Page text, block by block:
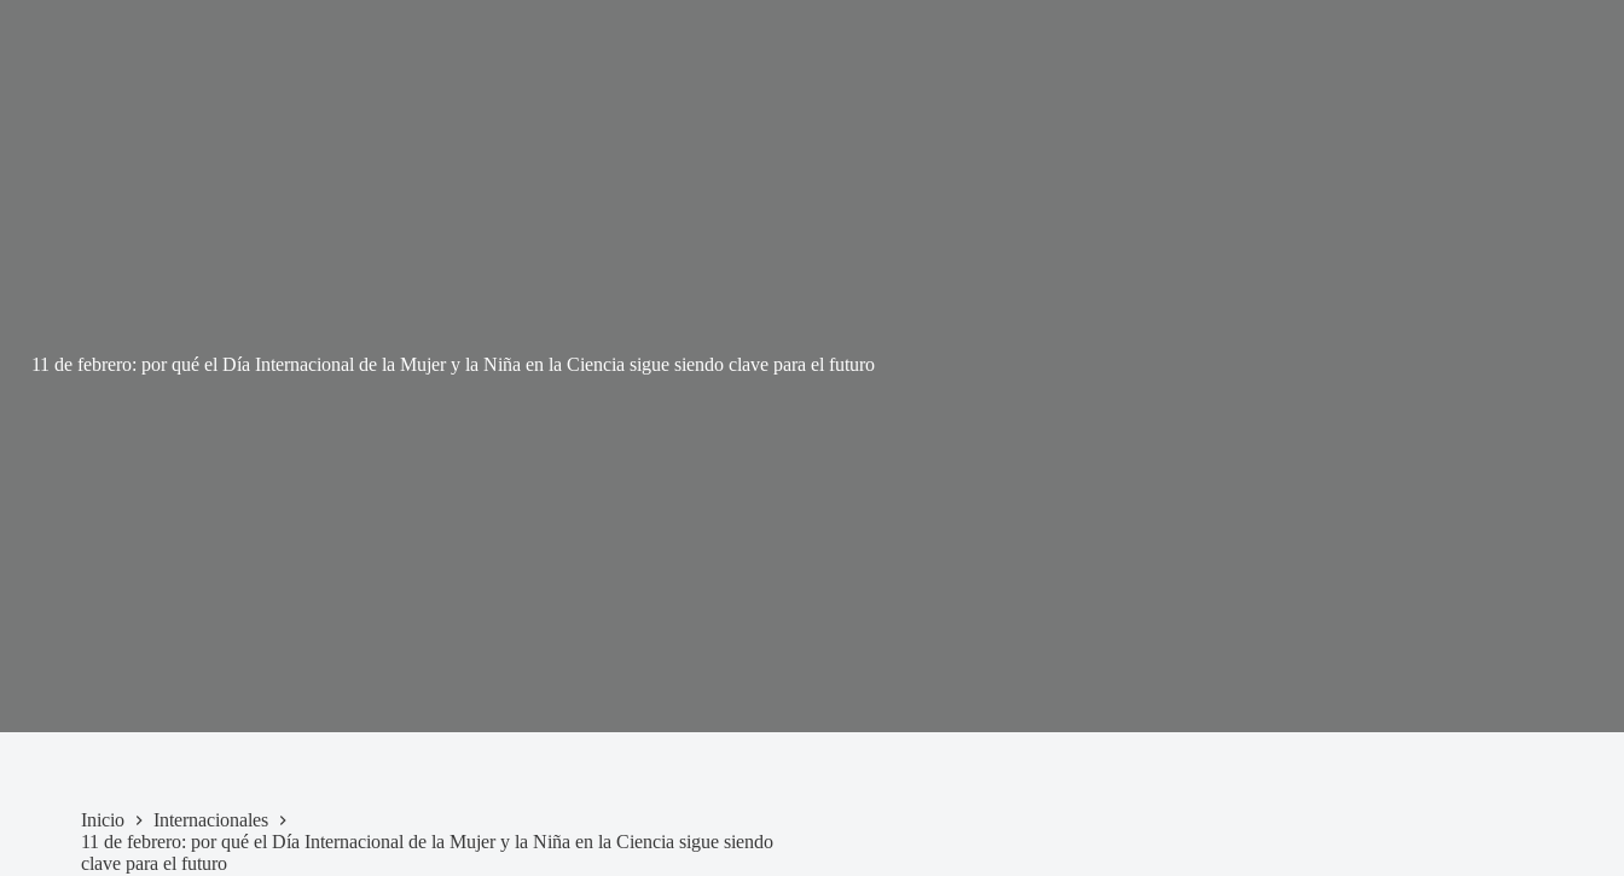
11 de febrero: por qué el Día Internacional de la Mujer y la Niña en la Ciencia sigue siendo clave para el futuro
Inicio
Internacionales
11 de febrero: por qué el Día Internacional de la Mujer y la Niña en la Ciencia sigue siendo
clave para el futuro